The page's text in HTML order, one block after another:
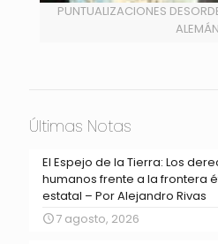
PUNTUALIZACIONES
ALEMÁN
Últimas Notas
El Espejo de la Tierra: Los
humanos frente a la frontera
estatal – Por Alejandro Rivas
7 agosto, 2026